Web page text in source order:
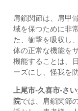
肩鎖関節は、肩甲
域を保つために非
た、衝撃を吸収し
体の正常な機能を
機能することは、
ーズにし、怪我を
上尾市-久喜市-さ
院では、肩鎖関節